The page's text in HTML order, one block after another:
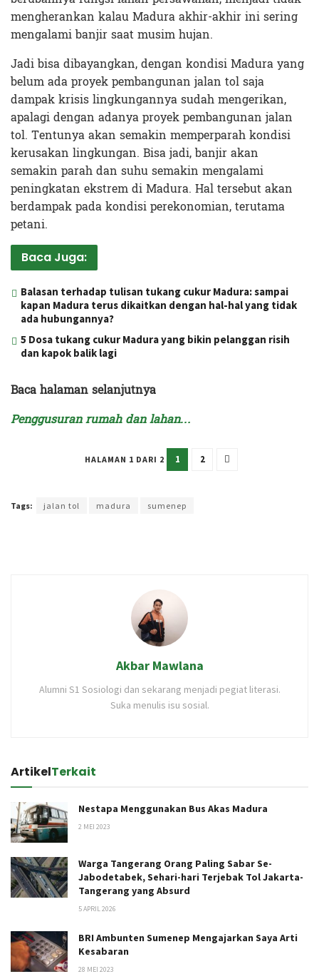
mengherankan kalau Madura akhir-akhir ini sering
mengalami banjir saat musim hujan.
Jadi bisa dibayangkan, dengan kondisi Madura yang
belum ada proyek pembangunan jalan tol saja
dampak krisis lingkungannya sudah mengerikan,
apalagi dengan adanya proyek pembangunan jalan
tol. Tentunya akan semakin memperparah kondisi
kerusakan lingkungan. Bisa jadi, banjir akan
semakin parah dan suhu semakin mengalami
peningkatan ekstrem di Madura. Hal tersebut akan
berdampak pada kondisi perekonomian, terutama
petani.
Baca Juga:
Balasan terhadap tulisan tukang cukur Madura: sampai
kapan Madura terus dikaitkan dengan hal-hal yang tidak
ada hubungannya?
5 Dosa tukang cukur Madura yang bikin pelanggan risih
dan kapok balik lagi
Baca halaman selanjutnya
Penggusuran rumah dan lahan…
HALAMAN 1 DARI 2 1 2
Tags: jalan tol madura sumenep
Akbar Mawlana
Alumni S1 Sosiologi dan sekarang menjadi pegiat literasi.
Suka menulis isu sosial.
ArtikelTerkait
Nestapa Menggunakan Bus Akas Madura
2 MEI 2023
Warga Tangerang Orang Paling Sabar Se-
Jabodetabek, Sehari-hari Terjebak Tol Jakarta-
Tangerang yang Absurd
5 APRIL 2026
BRI Ambunten Sumenep Mengajarkan Saya Arti
Kesabaran
28 MEI 2023